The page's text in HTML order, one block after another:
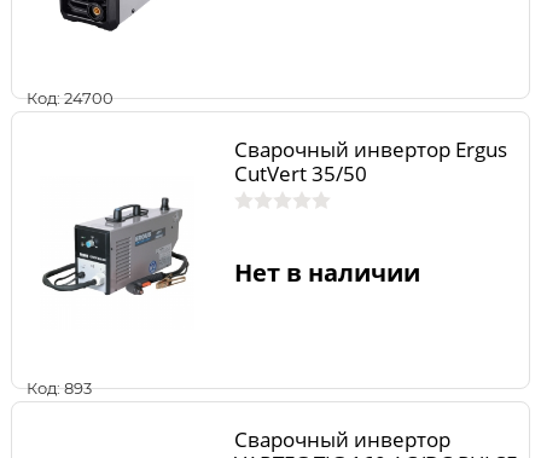
Код: 24700
Код: 893
Сварочный инвертор Ergus
CutVert 35/50
Нет в наличии
Сварочный инвертор